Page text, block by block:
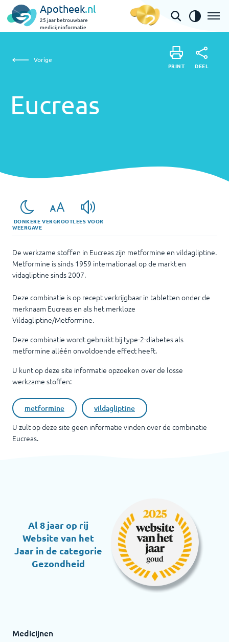
Apotheek.nl
25 jaar betrouwbare
medicijninformatie
Vorige
Eucreas
PRINT DEEL
DONKERE
WEERGAVE
VERGROOTLEES VOOR
De werkzame stoffen in Eucreas zijn metformine en vildagliptine.
Metformine is sinds 1959 internationaal op de markt en
vidagliptine sinds 2007.
Deze combinatie is op recept verkrijgbaar in tabletten onder de
merknaam Eucreas en als het merkloze
Vildagliptine/Metformine.
Deze combinatie wordt gebruikt bij type-2-diabetes als
metformine alléén onvoldoende effect heeft.
U kunt op deze site informatie opzoeken over de losse
werkzame stoffen:
metformine vildagliptine
U zult op deze site geen informatie vinden over de combinatie
Eucreas.
Al 8 jaar op rij
Website van het
Jaar in de categorie
Gezondheid
Medicijnen